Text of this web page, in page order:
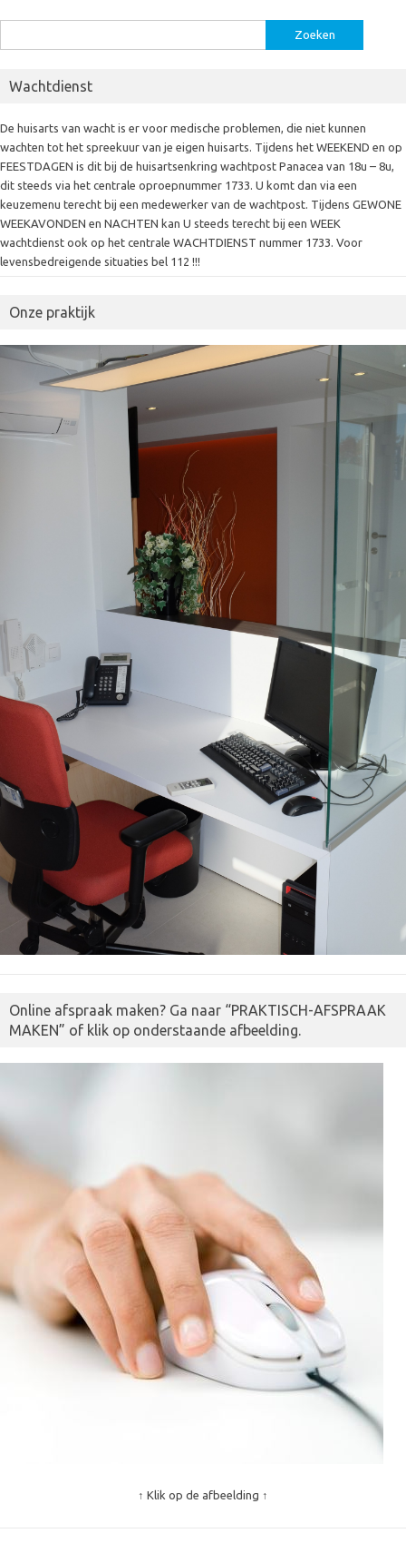
naar:
Wachtdienst
De huisarts van wacht is er voor medische problemen, die niet kunnen
wachten tot het spreekuur van je eigen huisarts. Tijdens het WEEKEND en op
FEESTDAGEN is dit bij de huisartsenkring wachtpost Panacea van 18u – 8u,
dit steeds via het centrale oproepnummer 1733. U komt dan via een
keuzemenu terecht bij een medewerker van de wachtpost. Tijdens GEWONE
WEEKAVONDEN en NACHTEN kan U steeds terecht bij een WEEK
wachtdienst ook op het centrale WACHTDIENST nummer 1733. Voor
levensbedreigende situaties bel 112 !!!
Onze praktijk
Online afspraak maken? Ga naar “PRAKTISCH-AFSPRAAK
MAKEN” of klik op onderstaande afbeelding.
↑ Klik op de afbeelding ↑